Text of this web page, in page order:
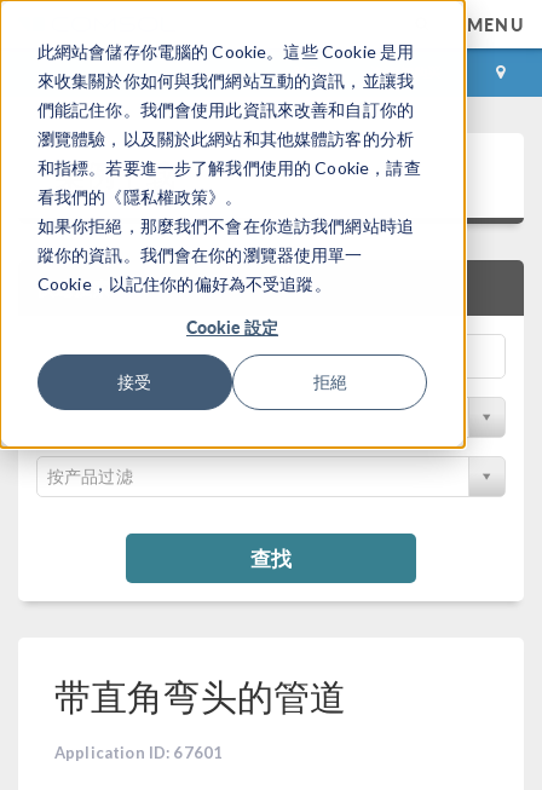
此網站會儲存你電腦的 Cookie。這些 Cookie 是用
來收集關於你如何與我們網站互動的資訊，並讓我
們能記住你。我們會使用此資訊來改善和自訂你的
瀏覽體驗，以及關於此網站和其他媒體訪客的分析
和指標。若要進一步了解我們使用的 Cookie，請查
看我們的《隱私權政策》。
如果你拒絕，那麼我們不會在你造訪我們網站時追
蹤你的資訊。我們會在你的瀏覽器使用單一
Cookie，以記住你的偏好為不受追蹤。
Cookie 設定
接受 拒絕
MENU
登录 咨询与购买
案例下载
快速搜索
按学科过滤
按产品过滤
查找
带直角弯头的管道
Application ID: 67601